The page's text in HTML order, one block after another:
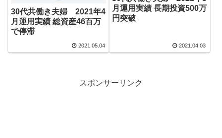
30代共働き夫婦 2021年4
月運用実績 総資産46百万
で停滞
2021.05.04
月運用実績 長期投資500万
円突破
2021.04.03
スポンサーリンク